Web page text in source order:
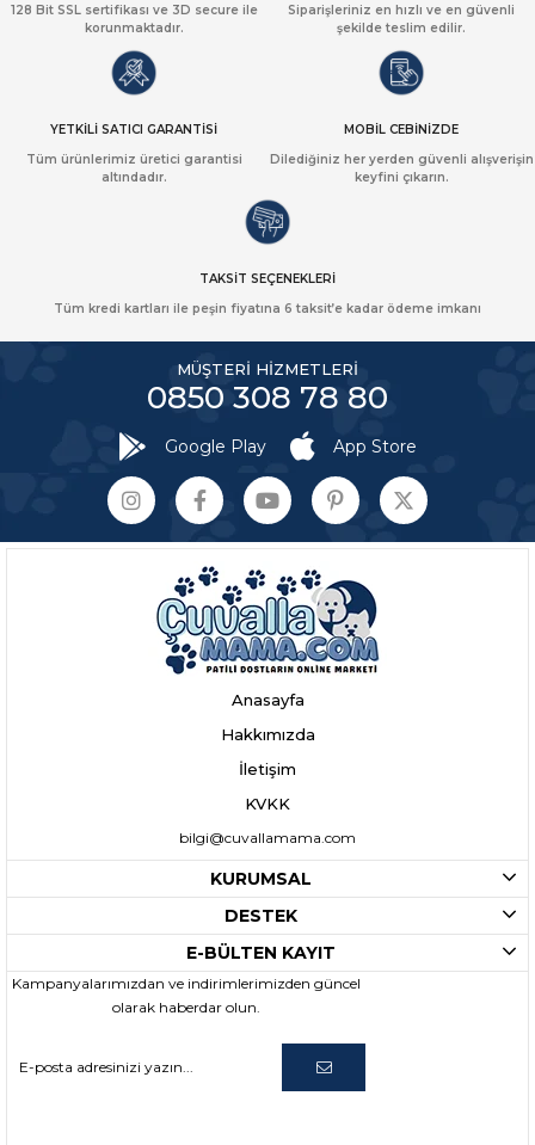
128 Bit SSL sertifikası ve 3D secure ile
korunmaktadır.
Siparişleriniz en hızlı ve en güvenli
şekilde teslim edilir.
YETKİLİ SATICI GARANTİSİ
Tüm ürünlerimiz üretici garantisi
altındadır.
MOBİL CEBİNİZDE
Dilediğiniz her yerden güvenli alışverişin
keyfini çıkarın.
TAKSİT SEÇENEKLERİ
Tüm kredi kartları ile peşin fiyatına 6 taksit’e kadar ödeme imkanı
MÜŞTERİ HİZMETLERİ
0850 308 78 80
Google Play App Store
Anasayfa
Hakkımızda
İletişim
KVKK
bilgi@cuvallamama.com
KURUMSAL
DESTEK
E-BÜLTEN KAYIT
Kampanyalarımızdan ve indirimlerimizden güncel
olarak haberdar olun.